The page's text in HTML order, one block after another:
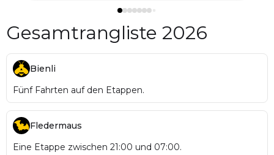
Gesamtrangliste 2026
Bienli
Fünf Fahrten auf den Etappen.
Fledermaus
Eine Etappe zwischen 21:00 und 07:00.